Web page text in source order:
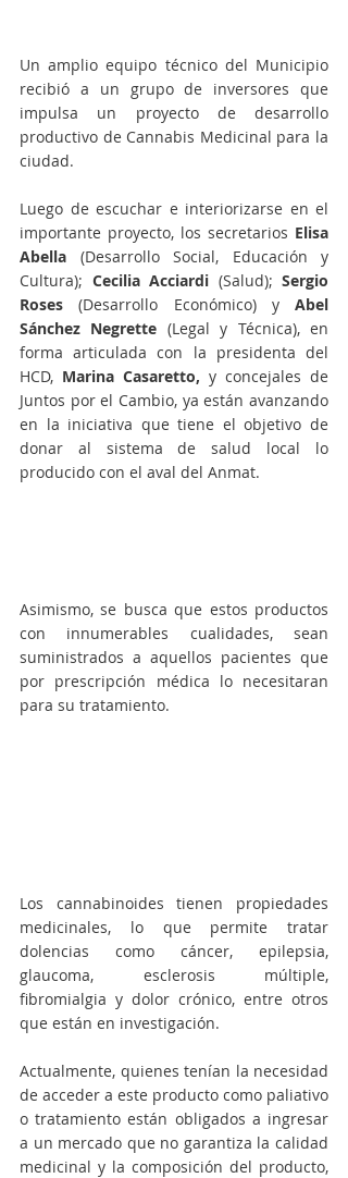
Un amplio equipo técnico del Municipio
recibió a un grupo de inversores que
impulsa un proyecto de desarrollo
productivo de Cannabis Medicinal para la
ciudad.
Luego de escuchar e interiorizarse en el
importante proyecto, los secretarios Elisa
Abella (Desarrollo Social, Educación y
Cultura); Cecilia Acciardi (Salud); Sergio
Roses (Desarrollo Económico) y Abel
Sánchez Negrette (Legal y Técnica), en
forma articulada con la presidenta del
HCD, Marina Casaretto, y concejales de
Juntos por el Cambio, ya están avanzando
en la iniciativa que tiene el objetivo de
donar al sistema de salud local lo
producido con el aval del Anmat.
Asimismo, se busca que estos productos
con innumerables cualidades, sean
suministrados a aquellos pacientes que
por prescripción médica lo necesitaran
para su tratamiento.
Los cannabinoides tienen propiedades
medicinales, lo que permite tratar
dolencias como cáncer, epilepsia,
glaucoma, esclerosis múltiple,
fibromialgia y dolor crónico, entre otros
que están en investigación.
Actualmente, quienes tenían la necesidad
de acceder a este producto como paliativo
o tratamiento están obligados a ingresar
a un mercado que no garantiza la calidad
medicinal y la composición del producto,